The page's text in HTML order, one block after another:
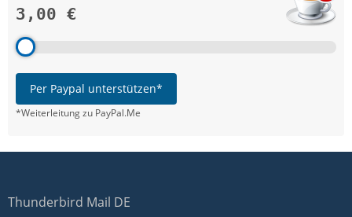
3,00 €
Per Paypal unterstützen*
*Weiterleitung zu PayPal.Me
Thunderbird Mail DE